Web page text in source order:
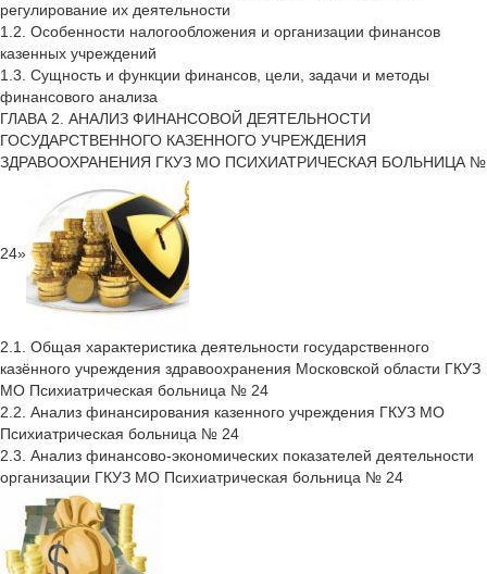
регулирование их деятельности
1.2. Особенности налогообложения и организации финансов
казенных учреждений
1.3. Сущность и функции финансов, цели, задачи и методы
финансового анализа
ГЛАВА 2. АНАЛИЗ ФИНАНСОВОЙ ДЕЯТЕЛЬНОСТИ
ГОСУДАРСТВЕННОГО КАЗЕННОГО УЧРЕЖДЕНИЯ
ЗДРАВООХРАНЕНИЯ ГКУЗ МО ПСИХИАТРИЧЕСКАЯ БОЛЬНИЦА №
24»
2.1. Общая характеристика деятельности государственного
казённого учреждения здравоохранения Московской области ГКУЗ
МО Психиатрическая больница № 24
2.2. Анализ финансирования казенного учреждения ГКУЗ МО
Психиатрическая больница № 24
2.3. Анализ финансово-экономических показателей деятельности
организации ГКУЗ МО Психиатрическая больница № 24